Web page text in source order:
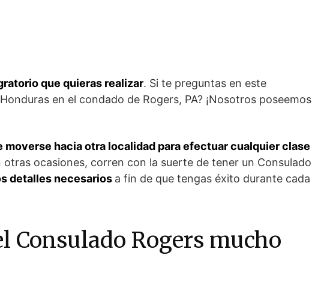
que quieras realizar. Si te preguntas en este
en el condado de Rogers, PA? ¡Nosotros poseemos
moverse hacia otra localidad para efectuar cualquier clase
otras ocasiones, corren con la suerte de tener un Consulado
detalles necesarios a fin de que tengas éxito durante cada
Consulado Rogers mucho